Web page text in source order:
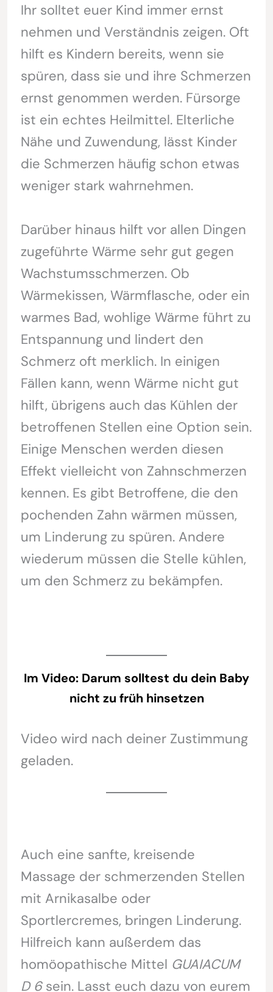
Ihr solltet euer Kind immer ernst
nehmen und Verständnis zeigen. Oft
hilft es Kindern bereits, wenn sie
spüren, dass sie und ihre Schmerzen
ernst genommen werden. Fürsorge
ist ein echtes Heilmittel. Elterliche
Nähe und Zuwendung, lässt Kinder
die Schmerzen häufig schon etwas
weniger stark wahrnehmen.
Darüber hinaus hilft vor allen Dingen
zugeführte Wärme sehr gut gegen
Wachstumsschmerzen. Ob
Wärmekissen, Wärmflasche, oder ein
warmes Bad, wohlige Wärme führt zu
Entspannung und lindert den
Schmerz oft merklich. In einigen
Fällen kann, wenn Wärme nicht gut
hilft, übrigens auch das Kühlen der
betroffenen Stellen eine Option sein.
Einige Menschen werden diesen
Effekt vielleicht von Zahnschmerzen
kennen. Es gibt Betroffene, die den
pochenden Zahn wärmen müssen,
um Linderung zu spüren. Andere
wiederum müssen die Stelle kühlen,
um den Schmerz zu bekämpfen.
Im Video: Darum solltest du dein Baby
nicht zu früh hinsetzen
Video wird nach deiner Zustimmung
geladen.
Auch eine sanfte, kreisende
Massage der schmerzenden Stellen
mit Arnikasalbe oder
Sportlercremes, bringen Linderung.
Hilfreich kann außerdem das
homöopathische Mittel GUAIACUM
D 6sein. Lasst euch dazu von eurem